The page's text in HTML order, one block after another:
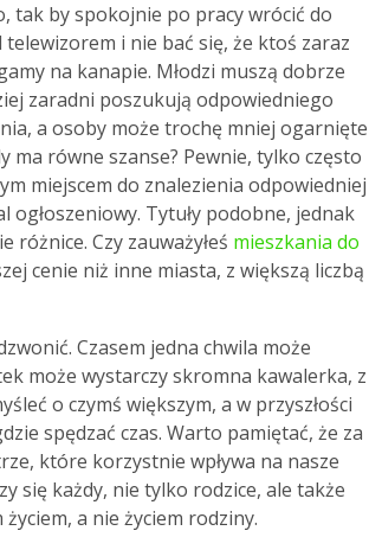
tak by spokojnie po pracy wrócić do
i nie bać się, że ktoś zaraz
na kanapie. Młodzi muszą dobrze
zaradni poszukują odpowiedniego
a osoby może trochę mniej ogarnięte
ma równe szanse? Pewnie, tylko często
miejscem do znalezienia odpowiedniej
Tytuły podobne, jednak
różnice. Czy zauważyłeś mieszkania do
cenie niż inne miasta, z większą liczbą
Czasem jedna chwila może
może wystarczy skromna kawalerka, z
o czymś większym, a w przyszłości
spędzać czas. Warto pamiętać, że za
które korzystnie wpływa na nasze
się każdy, nie tylko rodzice, ale także
życiem, a nie życiem rodziny.